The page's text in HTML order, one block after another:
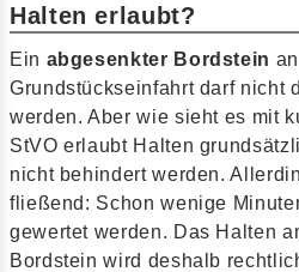
Halten erlaubt?
Ein abgesenkter Bordstein
Grundstückseinfahrt darf nicht
werden. Aber wie sieht es mit
StVO erlaubt Halten
nicht behindert werden.
fließend: Schon wenige
gewertet werden. Das Halten
Bordstein wird deshalb